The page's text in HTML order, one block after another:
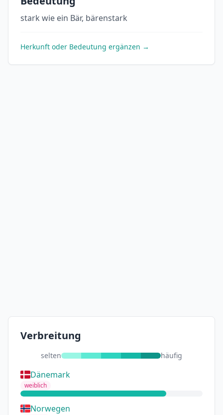
stark wie ein Bär, bärenstark
Herkunft oder Bedeutung ergänzen →
Verbreitung
selten häufig
Dänemark
weiblich
Norwegen